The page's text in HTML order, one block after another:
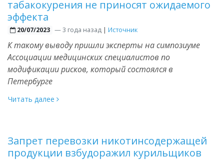
табакокурения не приносят ожидаемого
эффекта
20/07/2023 —3 года назад | Источник
К такому выводу пришли эксперты на симпозиуме
Ассоциации медицинских специалистов по
модификации рисков, который состоялся в
Петербурге
Читать далее
Запрет перевозки никотинсодержащей
продукции взбудоражил курильщиков